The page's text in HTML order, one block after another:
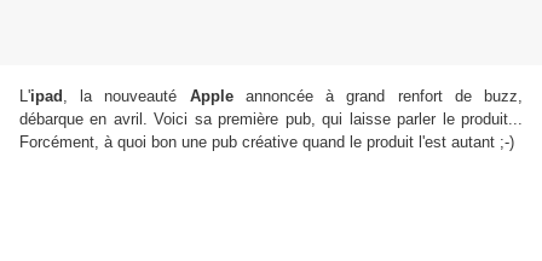
L'ipad , la nouveauté Appleannoncée à grand renfort de buzz,
débarque en avril. Voici sa première pub, qui laisse parler le produit...
Forcément, à quoi bon une pub créative quand le produit l'est autant ;-)